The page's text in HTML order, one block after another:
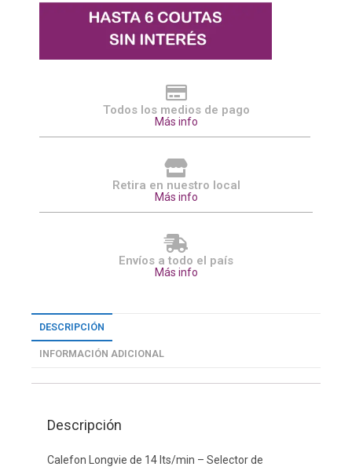
Todos los medios de pago
Más info
Retira en nuestro local
Más info
Envíos a todo el país
Más info
DESCRIPCIÓN
INFORMACIÓN ADICIONAL
Descripción
Calefon Longvie de 14 lts/min – Selector de